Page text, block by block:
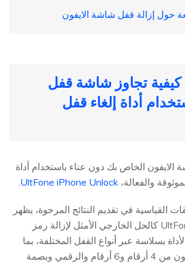
حول إزالة قفل شاشة الايفون
1: كيفية تجاوز شاشة قفل
أداة إلغاء قفل
الخاص بك دون عناء باستخدام أداة
والفعالة، UltFone iPhone Unlock
.
القياسية في تقديم النتائج المرجوة، يظهر
UltFone iPhone Unlock كالحل الخارجي الأمثل لإزالة رمز
بسلاسة عبر أنواع القفل المختلفة، بما
في ذلك القفل المكون من 4 أرقام و6 أرقام والرقمي وبصمة